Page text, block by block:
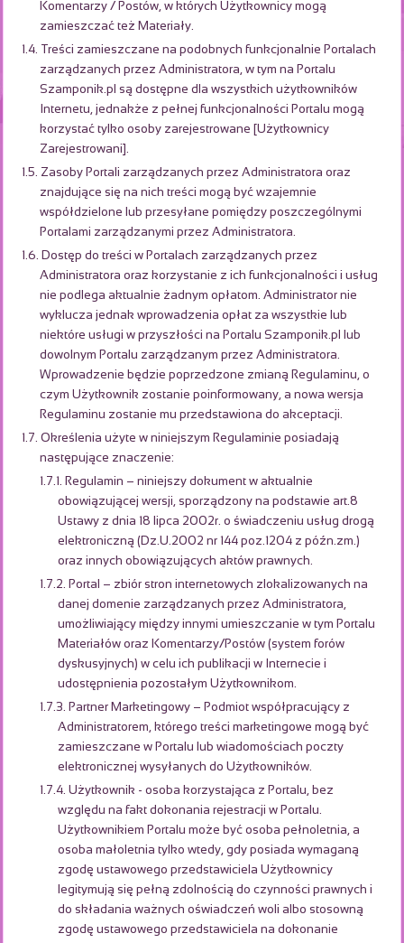
Komentarzy / Postów, w których Użytkownicy mogą
zamieszczać też Materiały.
1.4. Treści zamieszczane na podobnych funkcjonalnie Portalach
zarządzanych przez Administratora, w tym na Portalu
Szamponik.pl są dostępne dla wszystkich użytkowników
Internetu, jednakże z pełnej funkcjonalności Portalu mogą
korzystać tylko osoby zarejestrowane [Użytkownicy
Zarejestrowani].
1.5. Zasoby Portali zarządzanych przez Administratora oraz
znajdujące się na nich treści mogą być wzajemnie
współdzielone lub przesyłane pomiędzy poszczególnymi
Portalami zarządzanymi przez Administratora.
1.6. Dostęp do treści w Portalach zarządzanych przez
Administratora oraz korzystanie z ich funkcjonalności i usług
nie podlega aktualnie żadnym opłatom. Administrator nie
wyklucza jednak wprowadzenia opłat za wszystkie lub
niektóre usługi w przyszłości na Portalu Szamponik.pl lub
dowolnym Portalu zarządzanym przez Administratora.
Wprowadzenie będzie poprzedzone zmianą Regulaminu, o
czym Użytkownik zostanie poinformowany, a nowa wersja
Regulaminu zostanie mu przedstawiona do akceptacji.
1.7. Określenia użyte w niniejszym Regulaminie posiadają
następujące znaczenie:
1.7.1. Regulamin – niniejszy dokument w aktualnie
obowiązującej wersji, sporządzony na podstawie art.8
Ustawy z dnia 18 lipca 2002r. o świadczeniu usług drogą
elektroniczną (Dz.U.2002 nr 144 poz.1204 z późn.zm.)
oraz innych obowiązujących aktów prawnych.
1.7.2. Portal – zbiór stron internetowych zlokalizowanych na
danej domenie zarządzanych przez Administratora,
umożliwiający między innymi umieszczanie w tym Portalu
Materiałów oraz Komentarzy/Postów (system forów
dyskusyjnych) w celu ich publikacji w Internecie i
udostępnienia pozostałym Użytkownikom.
1.7.3. Partner Marketingowy – Podmiot współpracujący z
Administratorem, którego treści marketingowe mogą być
zamieszczane w Portalu lub wiadomościach poczty
elektronicznej wysyłanych do Użytkowników.
1.7.4. Użytkownik - osoba korzystająca z Portalu, bez
względu na fakt dokonania rejestracji w Portalu.
Użytkownikiem Portalu może być osoba pełnoletnia, a
osoba małoletnia tylko wtedy, gdy posiada wymaganą
zgodę ustawowego przedstawiciela Użytkownicy
legitymują się pełną zdolnością do czynności prawnych i
do składania ważnych oświadczeń woli albo stosowną
zgodę ustawowego przedstawiciela na dokonanie